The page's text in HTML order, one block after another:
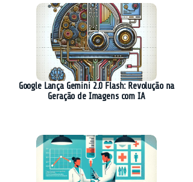
Google Lança Gemini 2.0 Flash: Revolução na
Geração de Imagens com IA